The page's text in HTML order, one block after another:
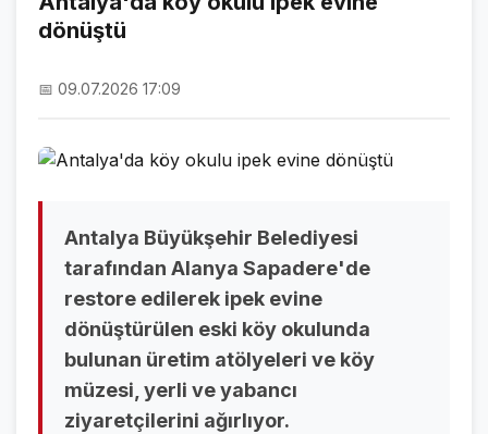
NAMAZ VAKİTLERİ
KRİPTO PARALAR
NÖBETÇİ ECZANELER
SON DAKİKA
VİDEO GALERİ
FOTO GALERİ
dönüştü
📅 09.07.2026 17:09
Antalya Büyükşehir Belediyesi
tarafından Alanya Sapadere'de
restore edilerek ipek evine
dönüştürülen eski köy okulunda
bulunan üretim atölyeleri ve köy
müzesi, yerli ve yabancı
ziyaretçilerini ağırlıyor.